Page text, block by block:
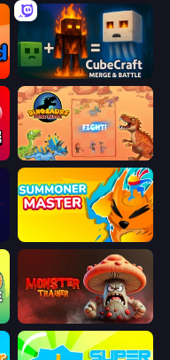
CubeCraft: Merge & Battle
Dinosaurs Merge Master
Summoner Master
Monster Trainer: Catching Game